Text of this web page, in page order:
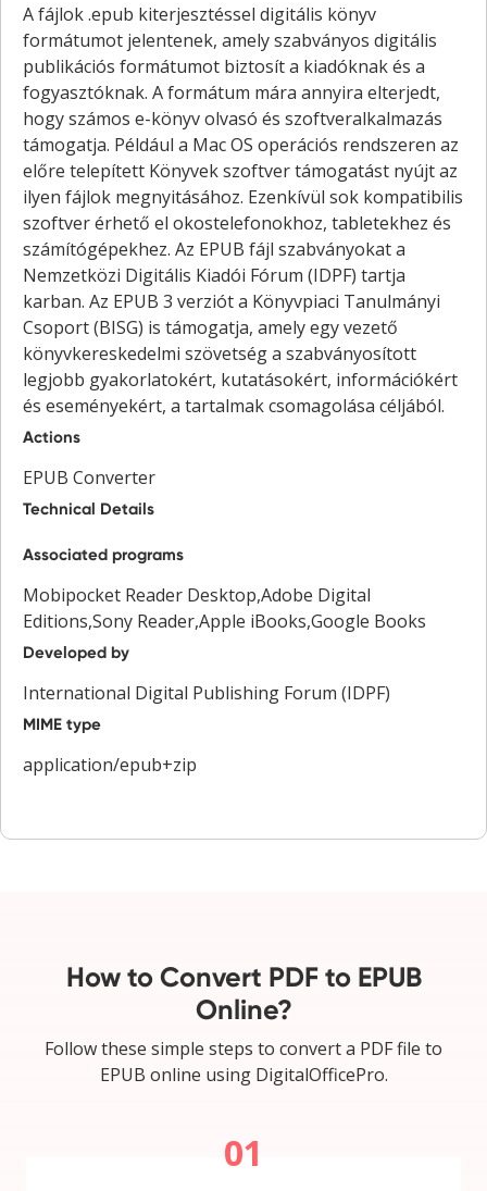
A fájlok .epub kiterjesztéssel digitális könyv
formátumot jelentenek, amely szabványos digitális
publikációs formátumot biztosít a kiadóknak és a
fogyasztóknak. A formátum mára annyira elterjedt,
hogy számos e-könyv olvasó és szoftveralkalmazás
támogatja. Például a Mac OS operációs rendszeren az
előre telepített Könyvek szoftver támogatást nyújt az
ilyen fájlok megnyitásához. Ezenkívül sok kompatibilis
szoftver érhető el okostelefonokhoz, tabletekhez és
számítógépekhez. Az EPUB fájl szabványokat a
Nemzetközi Digitális Kiadói Fórum (IDPF) tartja
karban. Az EPUB 3 verziót a Könyvpiaci Tanulmányi
Csoport (BISG) is támogatja, amely egy vezető
könyvkereskedelmi szövetség a szabványosított
legjobb gyakorlatokért, kutatásokért, információkért
és eseményekért, a tartalmak csomagolása céljából.
Actions
EPUB Converter
Technical Details
Associated programs
Mobipocket Reader Desktop,Adobe Digital
Editions,Sony Reader,Apple iBooks,Google Books
Developed by
International Digital Publishing Forum (IDPF)
MIME type
application/epub+zip
How to Convert PDF to EPUB
Online?
Follow these simple steps to convert a PDF file to
EPUB online using DigitalOfficePro.
01